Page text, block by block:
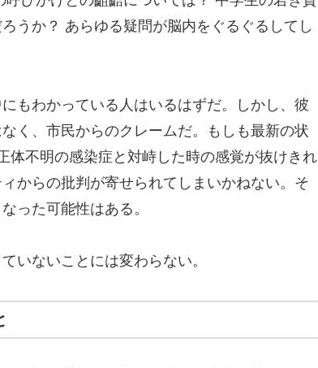
うか？ あらゆる疑問が脳内をぐるぐるしてし
もわかっている人はいるはずだ。しかし、彼
く、市民からのクレームだ。もしも最新の状
体不明の感染症と対峙した時の感覚が抜けきれ
からの批判が寄せられてしまいかねない。そ
った可能性はある。
いないことには変わらない。